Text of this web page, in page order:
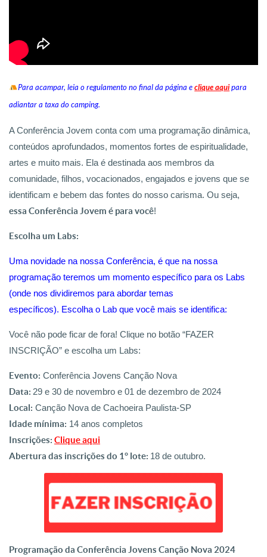
Para acampar, leia o regulamento no final da página eclique aquipara
adiantar a taxa do camping.
A Conferência Jovem conta com uma programação dinâmica,
conteúdos aprofundados, momentos fortes de espiritualidade,
artes e muito mais. Ela é destinada aos membros da
comunidade, filhos, vocacionados, engajados e jovens que se
identificam e bebem das fontes do nosso carisma. Ou seja,
essa Conferência Jovem é para você!
Escolha um Labs:
Uma novidade na nossa Conferência, é que na nossa
programação teremos um momento específico para os Labs
(onde nos dividiremos para abordar temas
específicos). Escolha o Lab que você mais se identifica:
Você não pode ficar de fora! Clique no botão “FAZER
INSCRIÇÃO” e escolha um Labs:
Evento: Conferência Jovens Canção Nova
Data: 29 e 30 de novembro e 01 de dezembro de 2024
Local: Canção Nova de Cachoeira Paulista-SP
Idade mínima: 14 anos completos
Inscrições: Clique aqui
Abertura das inscrições do 1° lote: 18 de outubro.
Programação da Conferência Jovens Canção Nova 2024